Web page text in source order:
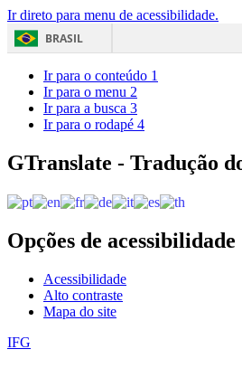
Ir direto para menu de acessibilidade.
BRASIL
Ir para o conteúdo 1
Ir para o menu 2
Ir para a busca 3
Ir para o rodapé 4
GTranslate - Tradução
Opções de acessibilidade
Acessibilidade
Alto contraste
Mapa do site
IFG